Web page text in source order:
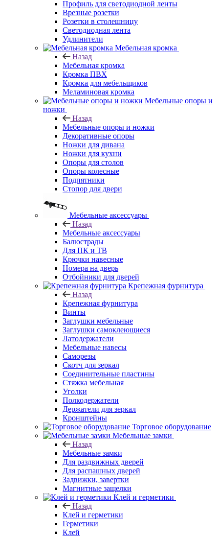
Профиль для светодиодной ленты
Врезные розетки
Розетки в столешницу
Светодиодная лента
Удлинители
Мебельная кромка
Назад
Мебельная кромка
Кромка ПВХ
Кромка для мебельщиков
Меламиновая кромка
Мебельные опоры и
ножки
Назад
Мебельные опоры и ножки
Декоративные опоры
Ножки для дивана
Ножки для кухни
Опоры для столов
Опоры колесные
Подпятники
Стопор для двери
Мебельные аксессуары
Назад
Мебельные аксессуары
Балюстрады
Для ПК и ТВ
Крючки навесные
Номера на дверь
Отбойники для дверей
Крепежная фурнитура
Назад
Крепежная фурнитура
Винты
Заглушки мебельные
Заглушки самоклеющиеся
Латодержатели
Мебельные навесы
Саморезы
Скотч для зеркал
Соединительные пластины
Стяжка мебельная
Уголки
Полкодержатели
Держатели для зеркал
Кронштейны
Торговое оборудование
Мебельные замки
Назад
Мебельные замки
Для раздвижных дверей
Для распашных дверей
Задвижки, завертки
Магнитные защелки
Клей и герметики
Назад
Клей и герметики
Герметики
Клей